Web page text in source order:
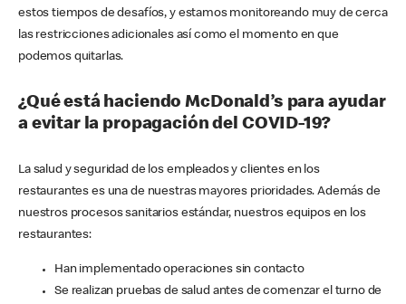
estos tiempos de desafíos, y estamos monitoreando muy de cerca
las restricciones adicionales así como el momento en que
podemos quitarlas.
¿Qué está haciendo McDonald’s para ayudar
a evitar la propagación del COVID-19?
La salud y seguridad de los empleados y clientes en los
restaurantes es una de nuestras mayores prioridades. Además de
nuestros procesos sanitarios estándar, nuestros equipos en los
restaurantes:
Han implementado operaciones sin contacto
Se realizan pruebas de salud antes de comenzar el turno de